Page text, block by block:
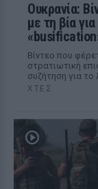
Ουκρανία:
με τη βία
Βίντεο που
στρατιωτική
συζήτηση για
ΧΤΕΣ